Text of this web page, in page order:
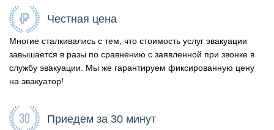
Честная цена
Многие сталкивались с тем, что стоимость услуг эвакуации
завышается в разы по сравнению с заявленной при звонке в
службу эвакуации. Мы же гарантируем фиксированную цену
на эвакуатор!
Приедем за 30 минут